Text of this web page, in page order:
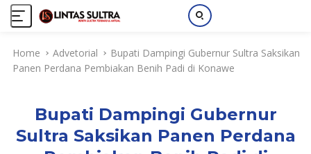
Home Advetorial
Bupati Dampingi Gubernur Sultra Saksikan
Panen Perdana Pembiakan Benih Padi di Konawe
Bupati Dampingi Gubernur
Sultra Saksikan Panen Perdana